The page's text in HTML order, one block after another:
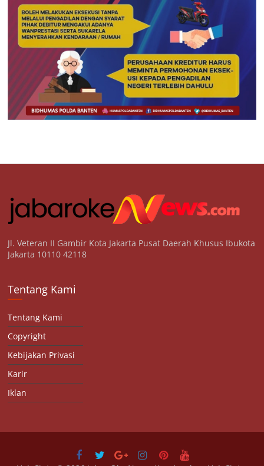
Jl. Veteran II Gambir Kota Jakarta Pusat Daerah Khusus Ibukota
Jakarta 10110 42118
Tentang Kami
Tentang Kami
Copyright
Kebijakan Privasi
Karir
Iklan